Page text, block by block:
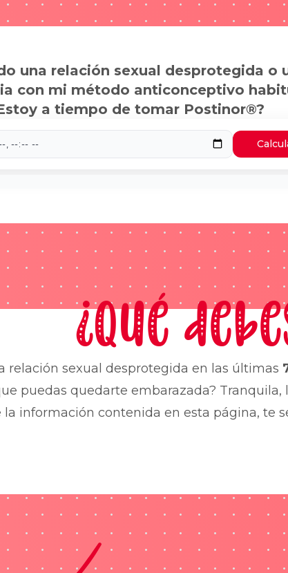
una relación sexual desprotegida o
con mi método anticonceptivo
a tiempo de tomar Postinor®?
¿Qué
relación sexual desprotegida en las últimas
puedas quedarte embarazada? Tranquila,
información contenida en esta página, te